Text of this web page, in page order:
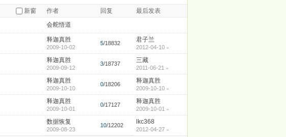
新窗
作者 回复
最后发表
会舵悟道
释迦真胜
2009-10-02
5/18832 君子兰
2012-04-10 »
释迦真胜
2009-09-12
3/18737 三藏
2011-06-21 »
释迦真胜
2009-10-10
0/18206 释迦真胜
2009-10-10 »
释迦真胜
2009-10-01
0/17127 释迦真胜
2009-10-01 »
数据恢复
2009-08-23
10/12202 lkc368
2012-04-27 »